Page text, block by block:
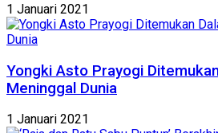
1 Januari 2021
Yongki Asto Prayogi
Meninggal Dunia
1 Januari 2021